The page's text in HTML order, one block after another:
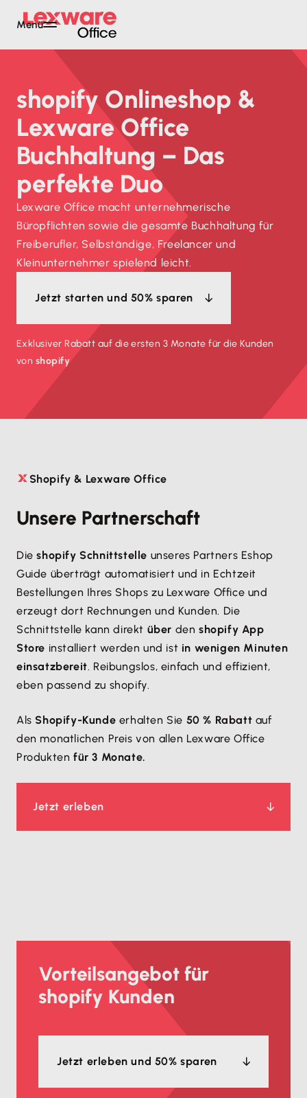
Menü
shopify Onlineshop &
Lexware Office
Buchhaltung – Das
perfekte Duo
Lexware Office macht unternehmerische
Büropflichten sowie die gesamte Buchhaltung für
Freiberufler, Selbständige, Freelancer und
Kleinunternehmer spielend leicht.
Jetzt starten und 50% sparen
Exklusiver Rabatt auf die ersten 3 Monate für die Kunden
von shopify
Shopify & Lexware Office
Unsere Partnerschaft
Dieshopify Schnittstelle unseres Partners Eshop
Guide überträgt automatisiert und in Echtzeit
Bestellungen Ihres Shops zu Lexware Office und
erzeugt dort Rechnungen und Kunden. Die
Schnittstelle kann direkt über denshopify App
Store installiert werden und ist in wenigen Minuten
einsatzbereit. Reibungslos, einfach und effizient,
eben passend zu shopify.
AlsShopify-Kunde erhalten Sie 50 % Rabatt auf
den monatlichen Preis von allen Lexware Office
Produkten für 3 Monate.
Jetzt erleben
Vorteilsangebot für
shopify Kunden
Jetzt erleben und 50% sparen